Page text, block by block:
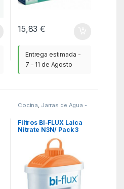
15,83€
Entrega estimada -
7 - 11 de Agosto
Cocina Jarras de Agua -
Hervidores
Filtros BI-FLUX Laica
Nitrate N3N/ Pack 3